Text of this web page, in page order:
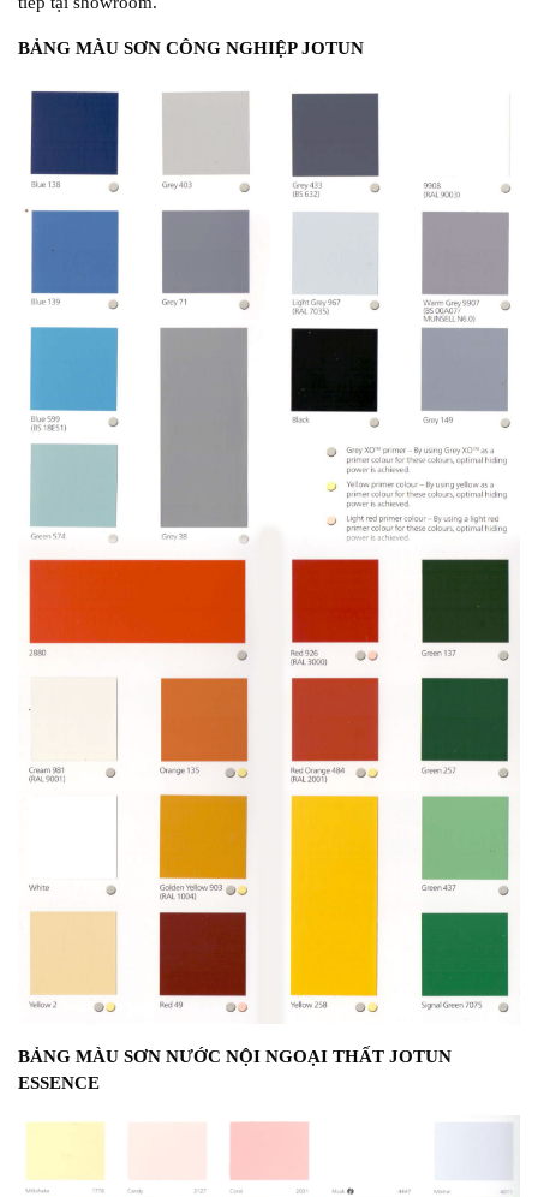
BẢNG MÀU SƠN CÔNG NGHIỆP JOTUN
BẢNG MÀU SƠN NƯỚC NỘI NGOẠI THẤT JOTUN
ESSENCE